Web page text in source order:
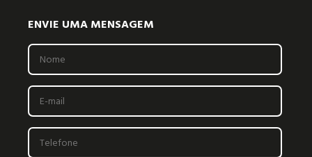
ENVIE UMA MENSAGEM